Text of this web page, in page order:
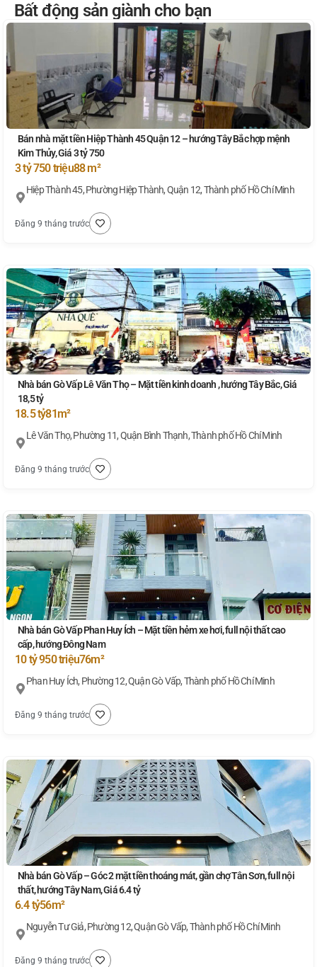
Bất động sản giành cho bạn
Bán nhà mặt tiền Hiệp Thành 45 Quận 12 – hướng Tây Bắc hợp mệnh
Kim Thủy, Giá 3 tỷ 750
3 tỷ 750 triệu88 m²
Hiệp Thành 45, Phường Hiệp Thành, Quận 12, Thành phố Hồ Chí Minh
Đăng 9 tháng trước
Nhà bán Gò Vấp Lê Văn Thọ – Mặt tiền kinh doanh , hướng Tây Bắc, Giá
18,5 tỷ
18.5 tỷ81m²
Lê Văn Thọ, Phường 11, Quận Bình Thạnh, Thành phố Hồ Chí Minh
Đăng 9 tháng trước
Nhà bán Gò Vấp Phan Huy Ích – Mặt tiền hẻm xe hơi, full nội thất cao
cấp, hướng Đông Nam
10 tỷ 950 triệu76m²
Phan Huy Ích, Phường 12, Quận Gò Vấp, Thành phố Hồ Chí Minh
Đăng 9 tháng trước
Nhà bán Gò Vấp – Góc 2 mặt tiền thoáng mát, gần chợ Tân Sơn, full nội
thất, hướng Tây Nam, Giá 6.4 tỷ
6.4 tỷ56m²
Nguyễn Tư Giả, Phường 12, Quận Gò Vấp, Thành phố Hồ Chí Minh
Đăng 9 tháng trước